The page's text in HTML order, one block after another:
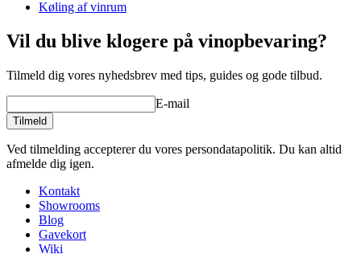
Dybde (cm)16.5
Kølesystem
Kølemiddel R290
Køling af vinrum
Vil du blive klogere på vinopbevaring?
Tilmeld dig vores nyhedsbrev med tips, guides og gode tilbud.
E-mail
Tilmeld
Ved tilmelding accepterer du vores persondatapolitik. Du kan altid
afmelde dig igen.
Kontakt
Showrooms
Blog
Gavekort
Wiki